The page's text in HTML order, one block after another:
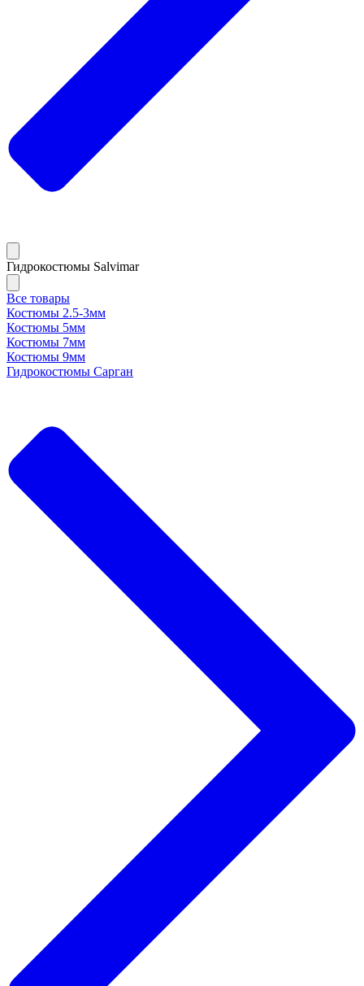
Гидрокостюмы Salvimar
Все товары
Костюмы 2.5-3мм
Костюмы 5мм
Костюмы 7мм
Костюмы 9мм
Гидрокостюмы Сарган